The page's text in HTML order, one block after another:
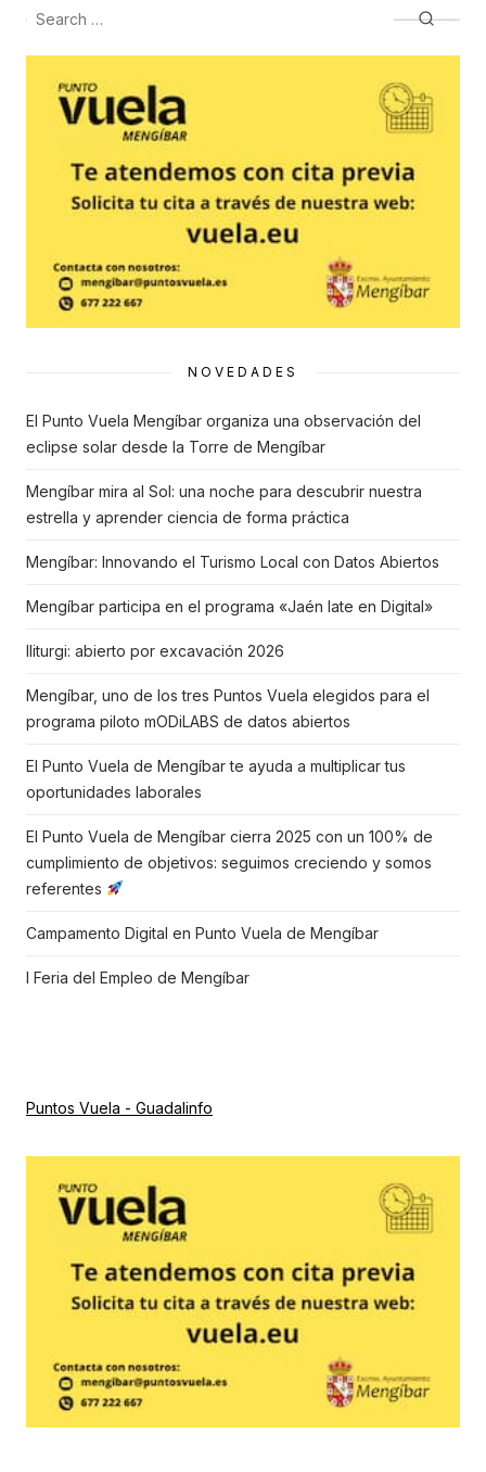
Search
NOVEDADES
El Punto Vuela Mengíbar organiza una observación del
eclipse solar desde la Torre de Mengíbar
Mengíbar mira al Sol: una noche para descubrir nuestra
estrella y aprender ciencia de forma práctica
Mengíbar: Innovando el Turismo Local con Datos Abiertos
Mengíbar participa en el programa «Jaén late en Digital»
Iliturgi: abierto por excavación 2026
Mengíbar, uno de los tres Puntos Vuela elegidos para el
programa piloto mODiLABS de datos abiertos
El Punto Vuela de Mengíbar te ayuda a multiplicar tus
oportunidades laborales
El Punto Vuela de Mengíbar cierra 2025 con un 100% de
cumplimiento de objetivos: seguimos creciendo y somos
referentes
Campamento Digital en Punto Vuela de Mengíbar
I Feria del Empleo de Mengíbar
Puntos Vuela - Guadalinfo